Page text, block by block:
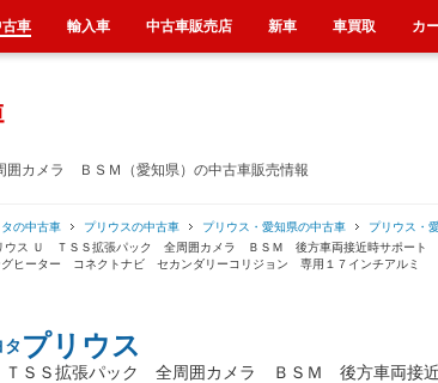
カメラ ＢＳＭ（愛知県）の中古車販売情報
タの中古車 プリウスの中古車 プリウス・愛知県の中古車
プリウス・
ウス Ｕ ＴＳＳ拡張パック 全周囲カメラ ＢＳＭ 後方車両接近時サポー
グヒーター コネクトナビ セカンダリーコリジョン 専用１７インチアルミ
タ プリウス
ＳＳ拡張パック 全周囲カメラ ＢＳＭ 後方車両接
車 輸入車 中古車販売店 新車 車買取 カ